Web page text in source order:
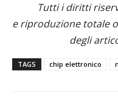
Tutti i diritti
e riproduzione totale
degli
TAGS chip elettronico